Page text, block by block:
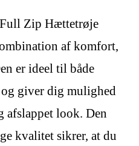
Zip Hættetrøje
af komfort,
er ideel til både
giver dig mulighed
afslappet look. Den
kvalitet sikrer, at du